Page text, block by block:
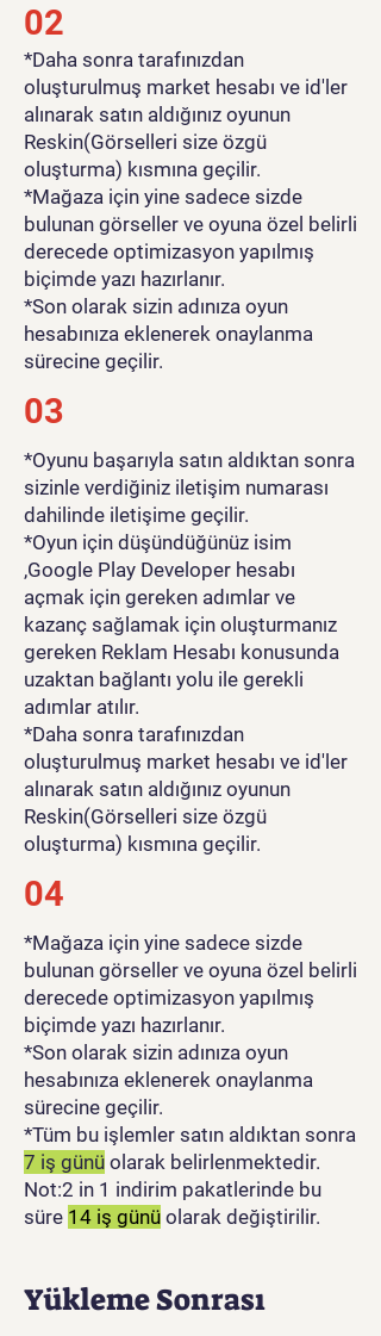
oyunlarının keyfini çıkarın. Bu
2021 dünya savaşı oyununda
en iyi keskin nişancı ajanı
olun. Hedef keskin
nişancınızla nişan alın ve
keskin nişancı becerileriyle
tetiğe basmadan önce
nefesinizi tutun. Keskin
nişancı üstünlüğünüzü
gösterin ve bu ordu savaş
oyununu kazanın. Bu yeni
aksiyon atış oyunu, savaş
alanındaki gerçek dünya
02
*Daha sonra tarafınızdan
oluşturulmuş market hesabı ve id'ler
alınarak satın aldığınız oyunun
Reskin(Görselleri size özgü
oluşturma) kısmına geçilir.
*Mağaza için yine sadece sizde
bulunan görseller ve oyuna özel belirli
derecede optimizasyon yapılmış
biçimde yazı hazırlanır.
*Son olarak sizin adınıza oyun
hesabınıza eklenerek onaylanma
sürecine geçilir.
03
*Oyunu başarıyla satın aldıktan sonra
sizinle verdiğiniz iletişim numarası
dahilinde iletişime geçilir.
*Oyun için düşündüğünüz isim
,Google Play Developer hesabı
açmak için gereken adımlar ve
kazanç sağlamak için oluşturmanız
gereken Reklam Hesabı konusunda
uzaktan bağlantı yolu ile gerekli
adımlar atılır.
*Daha sonra tarafınızdan
oluşturulmuş market hesabı ve id'ler
alınarak satın aldığınız oyunun
Reskin(Görselleri size özgü
oluşturma) kısmına geçilir.
04
*Mağaza için yine sadece sizde
bulunan görseller ve oyuna özel belirli
derecede optimizasyon yapılmış
biçimde yazı hazırlanır.
*Son olarak sizin adınıza oyun
hesabınıza eklenerek onaylanma
sürecine geçilir.
*Tüm bu işlemler satın aldıktan sonra
7 iş günü olarak belirlenmektedir.
Not:2 in 1 indirim pakatlerinde bu
süre 14 iş günü olarak değiştirilir.
Yükleme Sonrası